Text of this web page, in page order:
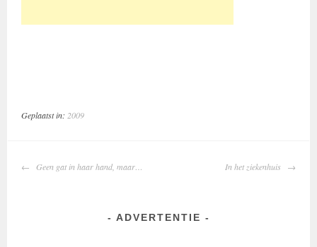
Geplaatst in: 2009
BERICHTNAVIGATIE
Geen gat in haar hand, maar… In het ziekenhuis
ADVERTENTIE